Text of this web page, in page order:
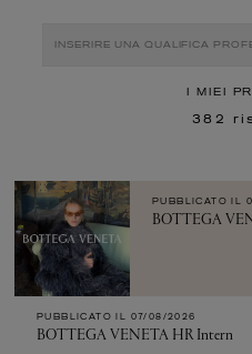
I MIEI
382
PUBBLICATO IL
BOTTEGA
PUBBLICATO IL 07/08/2026
BOTTEGA VENETA HR Intern